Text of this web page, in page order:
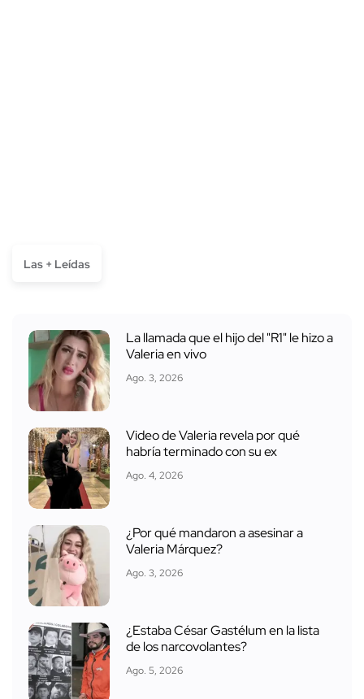
Las + Leídas
La llamada que el hijo del "R1" le hizo a
Valeria en vivo
Ago. 3, 2026
Video de Valeria revela por qué
habría terminado con su ex
Ago. 4, 2026
¿Por qué mandaron a asesinar a
Valeria Márquez?
Ago. 3, 2026
¿Estaba César Gastélum en la lista
de los narcovolantes?
Ago. 5, 2026